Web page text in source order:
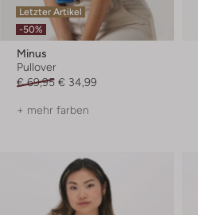
Letzter Artikel
-50%
Minus
Pullover
€ 69,95 € 34,99
+ mehr farben